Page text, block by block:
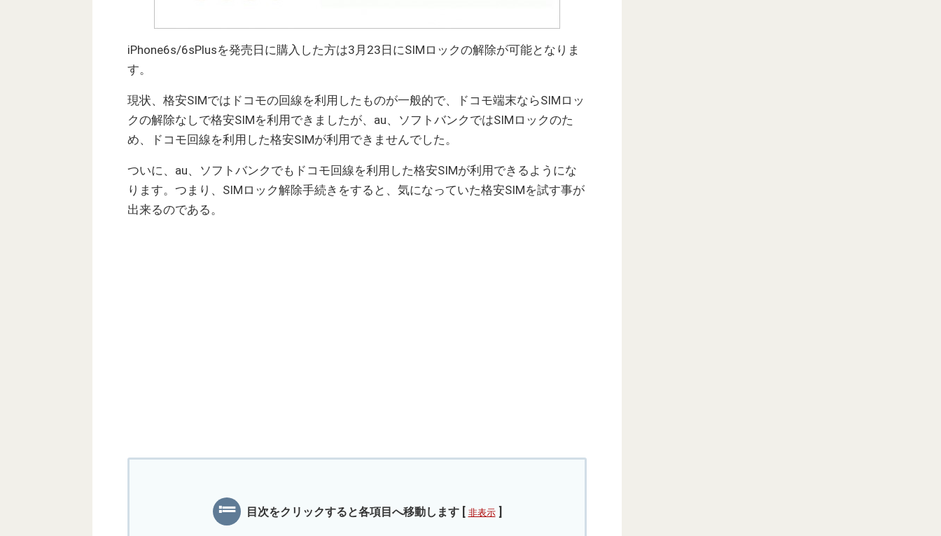
iPhone6s/6sPlusを発売日に購入した方は3月23日にSIMロックの解除が可能となりま
す。
現状、格安SIMではドコモの回線を利用したものが一般的で、ドコモ端末ならSIMロッ
クの解除なしで格安SIMを利用できましたが、au、ソフトバンクではSIMロックのた
め、ドコモ回線を利用した格安SIMが利用できませんでした。
ついに、au、ソフトバンクでもドコモ回線を利用した格安SIMが利用できるようにな
ります。つまり、SIMロック解除手続きをすると、気になっていた格安SIMを試す事が
出来るのである。
目次をクリックすると各項目へ移動します [ 非表示 ]